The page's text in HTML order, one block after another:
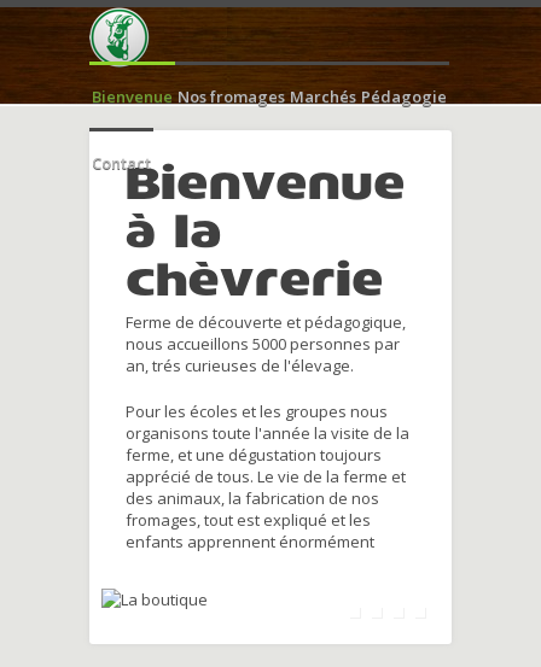
Bienvenue Nos fromages Marchés Pédagogie
ContactBienvenue
à la
chèvrerie
Ferme de découverte et pédagogique,
nous accueillons 5000 personnes par
an, trés curieuses de l'élevage.
Pour les écoles et les groupes nous
organisons toute l'année la visite de la
ferme, et une dégustation toujours
apprécié de tous. Le vie de la ferme et
des animaux, la fabrication de nos
fromages, tout est expliqué et les
enfants apprennent énormément